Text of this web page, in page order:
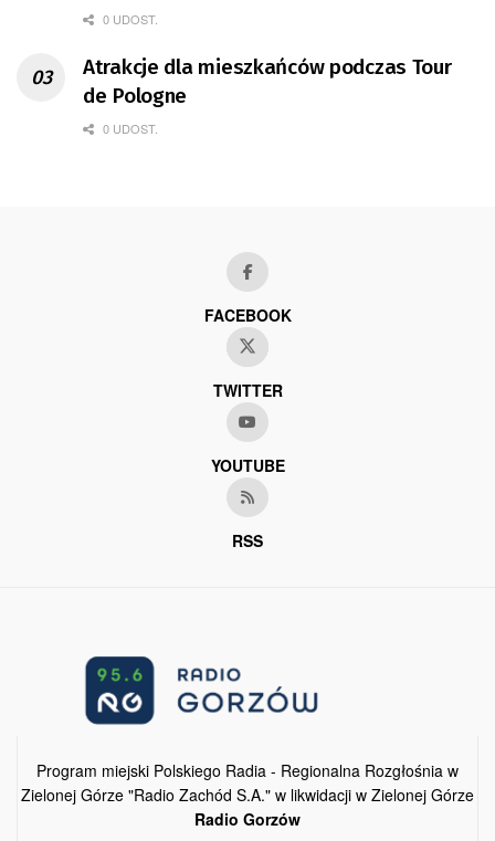
0 UDOST.
Atrakcje dla mieszkańców podczas Tour
de Pologne
0 UDOST.
FACEBOOK
TWITTER
YOUTUBE
RSS
Program miejski Polskiego Radia - Regionalna Rozgłośnia w
Zielonej Górze "Radio Zachód S.A." w likwidacji w Zielonej Górze
Radio Gorzów